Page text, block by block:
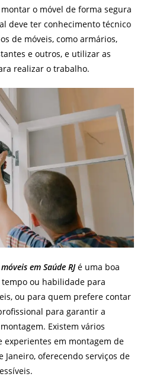
o móvel de forma segura
deve ter conhecimento técnico
de móveis, como armários,
e outros, e utilizar as
realizar o trabalho.
em Saúde RJé uma boa
ou habilidade para
ou para quem prefere contar
para garantir a
Existem vários
experientes em montagem de
Janeiro, oferecendo serviços de